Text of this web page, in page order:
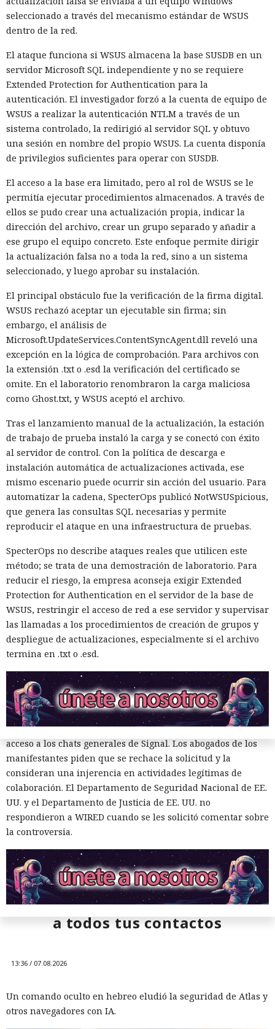
La disputa sobre la vigilancia de manifestantes en el estado
de Maine salió de las calles y llegó a los tribunales, donde el
Departamento de Seguridad Nacional de EE. UU. solicitó
acceso a grupos cerrados de Signal. La solicitud apareció en
el marco del casoHilton v. Noem, en el que residentes
acusan a la agencia de vigilar la actividad pública y de violar
los derechos garantizados por la Primera Enmienda de la
Constitución.
El conflicto comenzó tras el aumento de las operaciones
migratorias en barrios residenciales de Maine. Los vecinos
se organizaron en grupos de respuesta rápida y, a través de
Signal, se avisaban dónde operaban agentes del
Departamento de Seguridad Nacional y del Servicio de
Inmigración y Control de Aduanas de EE. UU. (ICE). Los chats
ayudaban a vigilar las redadas, documentarlas y advertir a
los vecinos.
Ahora el gobiernoquiere mirardentro de esos grupos. En el
marco del proceso judicial, las autoridades solicitaron
información sobre las acciones a las que asistieron los
demandantes, mensajes con sus opiniones sobre las
actuaciones de las fuerzas y comunicaciones sobre dónde y
cuándo era posible vigilar o grabar el trabajo de ICE. La
solicitud abarca material desde el 20 de enero de 2025.
La defensa trazó la línea precisamente en los grandes chats
distritales de Signal y se negó a entregarlos al gobierno.
Conversaciones más reducidas fueron proporcionadas por
los abogados al tribunal, pero ocultaron los contactos de
participantes externos y fragmentos que podrían revelar
prioridades internas, tácticas o planes de los grupos. Los
juristas consideran que revelar esos datos dañaría la
libertad de asociación.
El interés del gobierno no se limitó al contenido de los
mensajes. Durante los interrogatorios a los demandantes,
los abogados del gobierno intentaron averiguar si en los
chats había funcionarias o funcionarios y grupos políticos,
si participaban personas de otros estados y quién
organizaba las comunidades. De hecho, la disputa sobre la
vigilancia se convirtió en una lucha separada por la
identificación de los participantes de los grupos cerrados.
El tribunal aún no ha decidido si las autoridades obtendrán
acceso a los chats generales de Signal. Los abogados de los
manifestantes piden que se rechace la solicitud y la
consideran una injerencia en actividades legítimas de
colaboración. El Departamento de Seguridad Nacional de EE.
UU. y el Departamento de Justicia de EE. UU. no
respondieron a WIRED cuando se les solicitó comentar sobre
la controversia.
128 segundos antes del
desastre: Microsoft Defender
seleccionado a través del mecanismo estándar de WSUS
dentro de la red.
El ataque funciona si WSUS almacena la base SUSDB en un
servidor Microsoft SQL independiente y no se requiere
Extended Protection for Authentication para la
autenticación. El investigador forzó a la cuenta de equipo de
WSUS a realizar la autenticación NTLM a través de un
sistema controlado, la redirigió al servidor SQL y obtuvo
una sesión en nombre del propio WSUS. La cuenta disponía
de privilegios suficientes para operar con SUSDB.
El acceso a la base era limitado, pero al rol de WSUS se le
permitía ejecutar procedimientos almacenados. A través de
ellos se pudo crear una actualización propia, indicar la
dirección del archivo, crear un grupo separado y añadir a
ese grupo el equipo concreto. Este enfoque permite dirigir
la actualización falsa no a toda la red, sino a un sistema
seleccionado, y luego aprobar su instalación.
El principal obstáculo fue la verificación de la firma digital.
WSUS rechazó aceptar un ejecutable sin firma; sin
embargo, el análisis de
Microsoft.UpdateServices.ContentSyncAgent.dll reveló una
excepción en la lógica de comprobación. Para archivos con
la extensión .txt o .esd la verificación del certificado se
omite. En el laboratorio renombraron la carga maliciosa
como Ghost.txt, y WSUS aceptó el archivo.
Tras el lanzamiento manual de la actualización, la estación
de trabajo de prueba instaló la carga y se conectó con éxito
al servidor de control. Con la política de descarga e
instalación automática de actualizaciones activada, ese
mismo escenario puede ocurrir sin acción del usuario. Para
automatizar la cadena, SpecterOps publicó NotWSUSpicious,
que genera las consultas SQL necesarias y permite
reproducir el ataque en una infraestructura de pruebas.
SpecterOps no describe ataques reales que utilicen este
método; se trata de una demostración de laboratorio. Para
reducir el riesgo, la empresa aconseja exigir Extended
Protection for Authentication en el servidor de la base de
WSUS, restringir el acceso de red a ese servidor y supervisar
las llamadas a los procedimientos de creación de grupos y
despliegue de actualizaciones, especialmente si el archivo
termina en .txt o .esd.
encargara de tu rutina diaria?
Ya vació tus cuentas comprando
en marketplaces y mandó spam
a todos tus contactos
13:36 / 07.08.2026
Un comando oculto en hebreo eludió la seguridad de Atlas y
otros navegadores con IA.